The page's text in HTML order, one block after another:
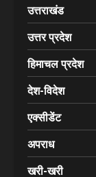
उत्तराखंड
उत्तर प्रदेश
हिमाचल प्रदेश
देश-विदेश
एक्सीडेंट
अपराध
खरी-खरी